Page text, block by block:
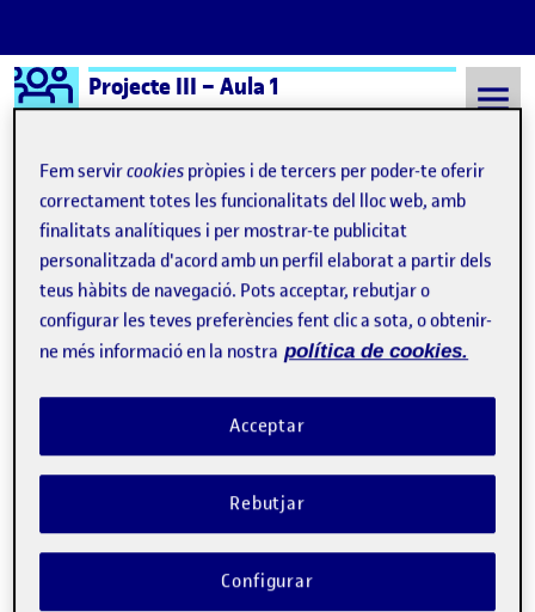
Saltar al contingut
Logo Ágora
Projecte III – Aula 1
Semestre 20241 - Aula 1 Residuos que no miramos
Residuos que no miramos
Publicat per
Úrsula Bischofberger Valdes
Data de publicació14 gener, 2025 2:08 am
-1 comentari
Fem servircookies pròpies i de tercers per poder-te oferir
correctament totes les funcionalitats del lloc web, amb
finalitats analítiques i per mostrar-te publicitat
personalitzada d'acord amb un perfil elaborat a partir dels
teus hàbits de navegació. Pots acceptar, rebutjar o
configurar les teves preferències fent clic a sota, o obtenir-
ne més informació en la nostra política de cookies.
Rebutjar
Acceptar
Configurar